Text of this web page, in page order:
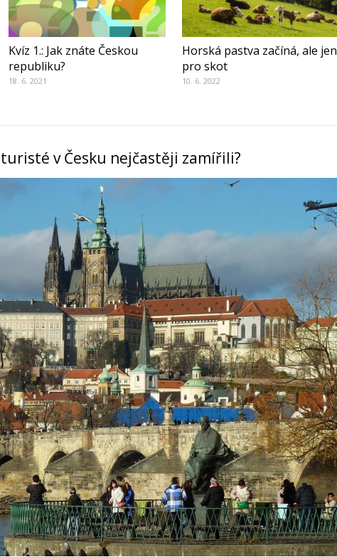
Kvíz 1.: Jak znáte Českou
republiku?
18. 6. 2021
Horská pastva začíná, ale jen
pro skot
10. 6. 2022
v Česku nejčastěji zamířili?